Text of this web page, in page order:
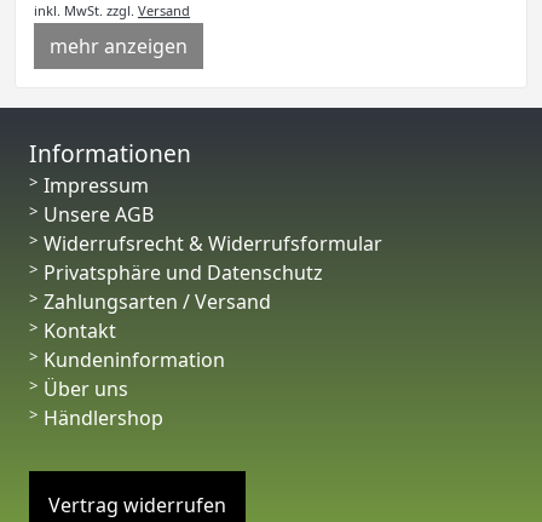
inkl. MwSt. zzgl. Versand
mehr anzeigen
Informationen
Impressum
Unsere AGB
Widerrufsrecht & Widerrufsformular
Privatsphäre und Datenschutz
Zahlungsarten / Versand
Kontakt
Kundeninformation
Über uns
Händlershop
Vertrag widerrufen